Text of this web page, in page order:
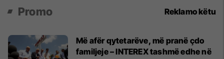
Promo Reklamo këtu
Më afër qytetarëve, më pranë çdo
familjeje – INTEREX tashmë edhe në